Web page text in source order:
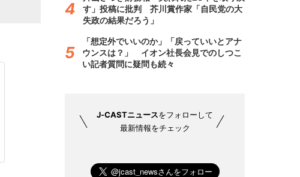
す」投稿に批判 芥川賞作家「自民党の大
失政の結果だろう」
「想定外でいいのか」「戻っていいとアナ
ウンスは？」 イオン社長会見でのしつこ
い記者質問に疑問も続々
J-CASTニュースをフォローして
最新情報をチェック